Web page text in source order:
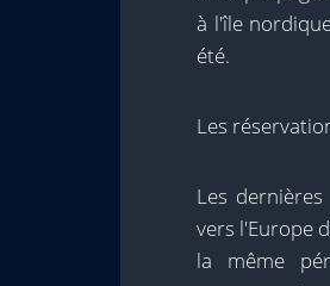
à l'île
été.
Les
Les
vers l'Europe
la même